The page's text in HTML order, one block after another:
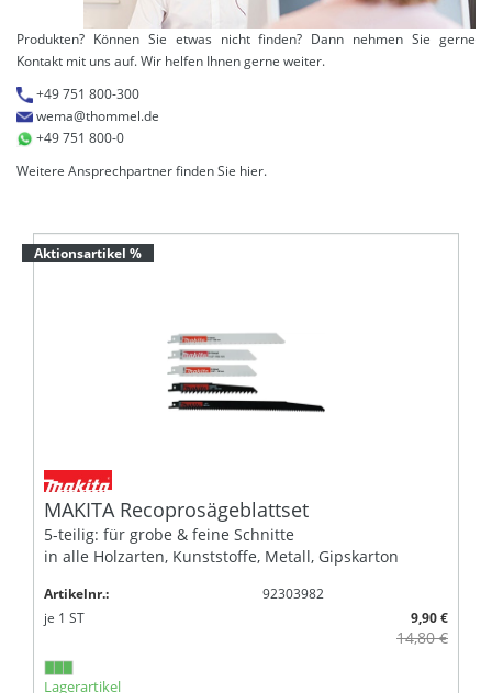
Produkten? Können Sie etwas nicht finden? Dann nehmen Sie gerne
Kontakt mit uns auf. Wir helfen Ihnen gerne weiter.
+49 751 800-300
wema@thommel.de
+49 751 800-0
Weitere Ansprechpartner finden Sie hier.
Aktionsartikel %
MAKITA Recoprosägeblattset
5-teilig: für grobe & feine Schnitte
in alle Holzarten, Kunststoffe, Metall, Gipskarton
Artikelnr.:
92303982
je 1 ST 9,90 €
14,80 €
Lagerartikel